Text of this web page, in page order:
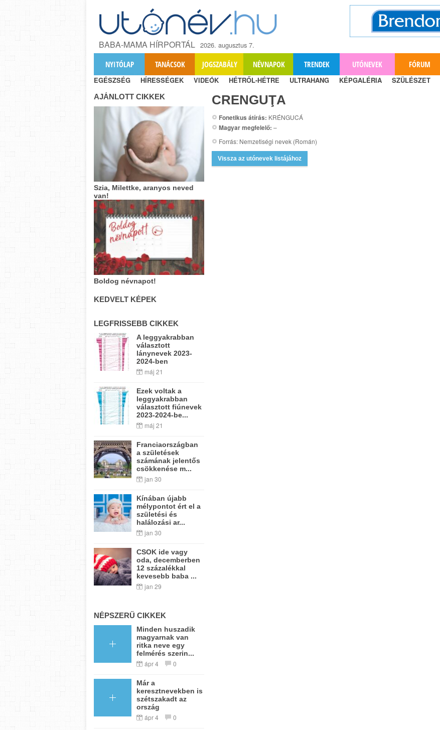
BABA-MAMA HÍRPORTÁL 2026. augusztus 7.
NYITÓLAP TANÁCSOK JOGSZABÁLY NÉVNAPOK TRENDEK UTÓNEVEK FÓRUM
EGÉSZSÉG HÍRESSÉGEK VIDEÓK HÉTRŐL-HÉTRE ULTRAHANG KÉPGALÉRIA SZÜLÉSZET
CRENGUŢA
Fonetikus átírás: KRÉNGUCÁ
Magyar megfelelő: –
Forrás: Nemzetiségi nevek (Román)
Vissza az utónevek listájához
AJÁNLOTT CIKKEK
Szia, Milettke, aranyos neved
van!
Boldog névnapot!
KEDVELT KÉPEK
LEGFRISSEBB CIKKEK
A leggyakrabban
választott
lánynevek 2023-
2024-ben
máj 21
Ezek voltak a
leggyakrabban
választott fiúnevek
2023-2024-be...
máj 21
Franciaországban
a születések
számának jelentős
csökkenése m...
jan 30
Kínában újabb
mélypontot ért el a
születési és
halálozási ar...
jan 30
CSOK ide vagy
oda, decemberben
12 százalékkal
kevesebb baba ...
jan 29
NÉPSZERŰ CIKKEK
Minden huszadik
magyarnak van
ritka neve egy
felmérés szerin...
ápr 4 0
Már a
keresztnevekben is
szétszakadt az
ország
ápr 4 0